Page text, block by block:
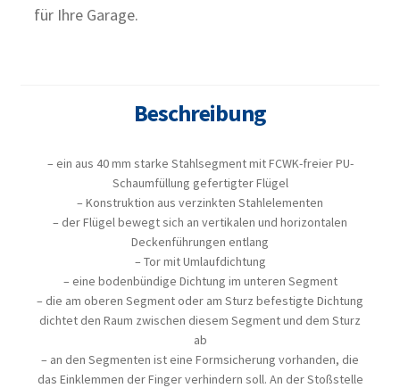
für Ihre Garage.
Beschreibung
– ein aus 40 mm starke Stahlsegment mit FCWK-freier PU-
Schaumfüllung gefertigter Flügel
– Konstruktion aus verzinkten Stahlelementen
– der Flügel bewegt sich an vertikalen und horizontalen
Deckenführungen entlang
– Tor mit Umlaufdichtung
– eine bodenbündige Dichtung im unteren Segment
– die am oberen Segment oder am Sturz befestigte Dichtung
dichtet den Raum zwischen diesem Segment und dem Sturz
ab
– an den Segmenten ist eine Formsicherung vorhanden, die
das Einklemmen der Finger verhindern soll. An der Stoßstelle